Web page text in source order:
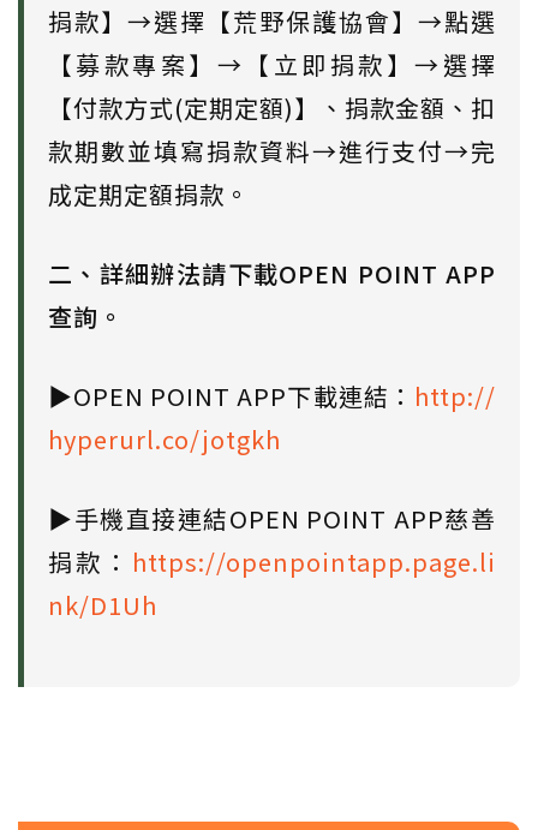
捐款】→選擇【荒野保護協會】→點選
【募款專案】→【立即捐款】→選擇
【付款方式(定期定額)】、捐款金額、扣
款期數並填寫捐款資料→進行支付→完
成定期定額捐款。
二、詳細辦法請下載OPEN POINT APP
查詢。
▶OPEN POINT APP下載連結： http://
hyperurl.co/jotgkh
▶手機直接連結OPEN POINT APP慈善
捐款： https://openpointapp.page.li
nk/D1Uh